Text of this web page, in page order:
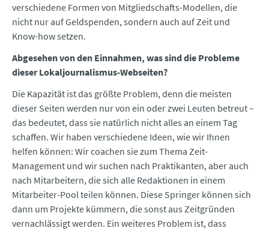
verschiedene Formen von Mitgliedschafts-Modellen, die
nicht nur auf Geldspenden, sondern auch auf Zeit und
Know-how setzen.
Abgesehen von den Einnahmen, was sind die Probleme
dieser Lokaljournalismus-Webseiten?
Die Kapazität ist das größte Problem, denn die meisten
dieser Seiten werden nur von ein oder zwei Leuten betreut –
das bedeutet, dass sie natürlich nicht alles an einem Tag
schaffen. Wir haben verschiedene Ideen, wie wir Ihnen
helfen können: Wir coachen sie zum Thema Zeit-
Management und wir suchen nach Praktikanten, aber auch
nach Mitarbeitern, die sich alle Redaktionen in einem
Mitarbeiter-Pool teilen können. Diese Springer können sich
dann um Projekte kümmern, die sonst aus Zeitgründen
vernachlässigt werden. Ein weiteres Problem ist, dass